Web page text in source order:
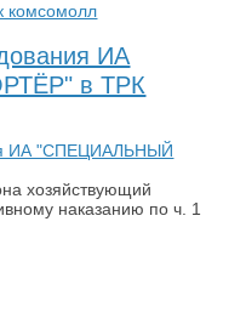
комсомолл
ИА
в ТРК
хозяйствующий
наказанию по ч. 1